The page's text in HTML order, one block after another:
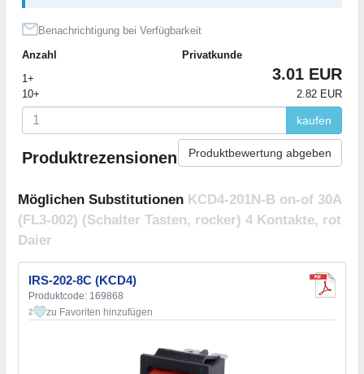
Benachrichtigung bei Verfügbarkeit
Anzahl
Privatkunde
1+
3.01 EUR
10+ 2.82 EUR
kaufen
Produktrezensionen Produktbewertung abgeben
Möglichen Substitutionen KCD4-201N-B on-of 30A
(FL3-002) (Schalter Tasten, rocker) 4 Kontakte, rot
Daier
IRS-202-8C (KCD4)
Produktcode: 169868
2 zu Favoriten hinzufügen